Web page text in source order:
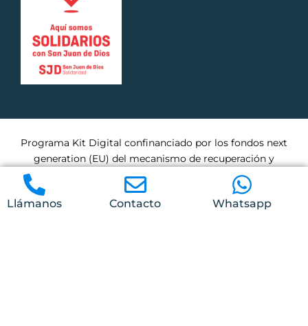
Llámanos Contacto Whatsapp
Programa Kit Digital confinanciado por los fondos next
generation (EU) del mecanismo de recuperación y
residencia.